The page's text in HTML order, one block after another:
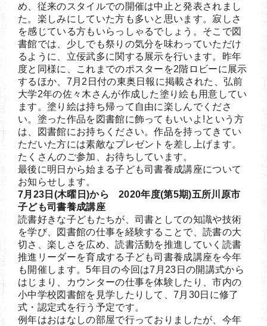
め、従来のスタイルでの開催は中止と発表されまし
た。楽しみにしていた方も多いと思います。寂しさ
を感じている方もいらっしゃるでしょう。そこで図
書館では、少しでも祭りの気分を味わっていただけ
るように、立佞武多に関する展示を行います。昨年
度と同様に、これまでのポスターを2階ロビーに展示
するほか、7月2日付の東奥日報に掲載された、弘前
大学2年の佐々木さんが作成した塗り絵も用意してい
ます。塗り絵は持ち帰って自由に楽しんでくださ
い。塗った作品を図書館に飾ってもいいよ!という方
は、図書館にお持ちください。作品を持ってきてい
ただいた方には素敵なプレゼントを差し上げます。
たくさんのご参加、お待ちしています。
最後に明日から始まる子ども司書養成講座について
お知らせします。
7月23日(木曜日)から 2020年度(第5期)五所川原市
子ども司書養成講座
読書好きな子どもたちが、司書としての知識や技術
を学び、図書館の仕事を経験することで、読書の大
切さ、楽しさを広め、読書活動を推進していく読書
推進リーダーを育成する子ども司書養成講座を今年
も開催します。5年目の今回は7月23日の開講式から
はじまり、カウンターの仕事を体験したり、市内の
小中学校図書館を見学したりして、7月30日に修了
式・認定式を行う予定です。
例年はおはなしの部屋で行っておりましたが、今年